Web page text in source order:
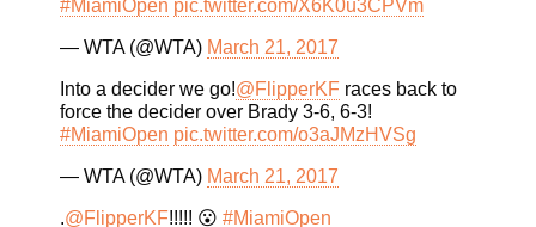
#MiamiOpen pic.twitter.com/X6K0u3CPVm
— WTA (@WTA) March 21, 2017
Into a decider we go!@FlipperKF races back to
force the decider over Brady 3-6, 6-3!
#MiamiOpen pic.twitter.com/o3aJMzHVSg
— WTA (@WTA) March 21, 2017
.@FlipperKF!!!!! 😮 #MiamiOpen